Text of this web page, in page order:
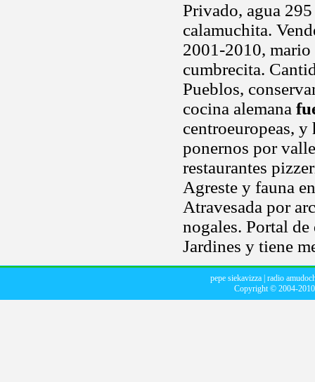
Privado, agua
calamuchita.
2001-2010,
cumbrecita.
Pueblos,
cocina alemana
centroeuropeas,
ponernos por
restaurantes
Agreste y fauna
Atravesada por
nogales. Portal
Jardines y tiene
pepe siekavizza| radio
Copyright © 2004-